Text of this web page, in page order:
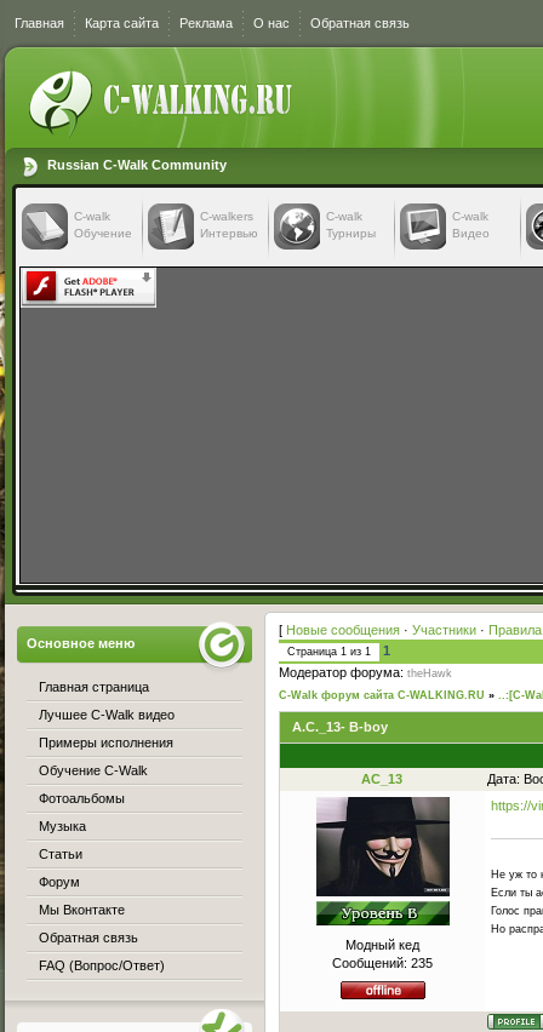
Главная Карта сайта Реклама О нас Обратная связь
Russian C-Walk Community
C-walk
Обучение
C-walkers
Интервью
С-walk
Турниры
С-walk
Видео
[ Новые сообщения · Участники ·
Страница 1 из 1
1
Модератор форума: theHawk
C-Walk форум сайта C-WALKING.RU » ..:[C-
A.C._13- B-boy
AC_13 Дата:
Модный кед
Сообщений: 235
https://
Не уж то
Если ты
Голос
Но
Основное меню
Главная страница
Лучшее C-Walk видео
Примеры исполнения
Обучение C-Walk
Фотоальбомы
Музыка
Статьи
Форум
Мы Вконтакте
Обратная связь
FAQ (Вопрос/Ответ)